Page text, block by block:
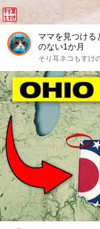
ママを見つける
のない1か月
そり耳ネコもすけ